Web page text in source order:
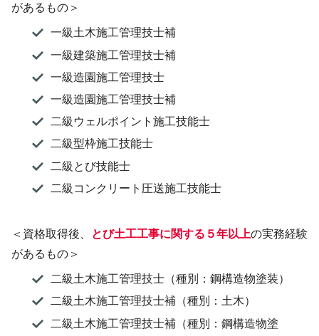
があるもの＞
一級土木施工管理技士補
一級建築施工管理技士補
一級造園施工管理技士
一級造園施工管理技士補
二級ウェルポイント施工技能士
二級型枠施工技能士
二級とび技能士
二級コンクリート圧送施工技能士
＜資格取得後、 とび土工工事に関する５年以上の実務経験
があるもの＞
二級土木施工管理技士（種別：鋼構造物塗装）
二級土木施工管理技士補（種別：土木）
二級土木施工管理技士補（種別：鋼構造物塗